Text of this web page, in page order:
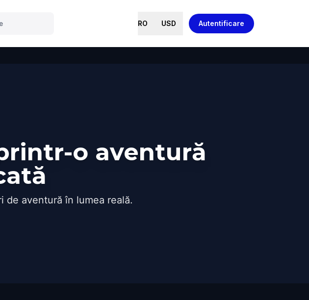
RO USD Autentificare
o aventură
de aventură în lumea reală.